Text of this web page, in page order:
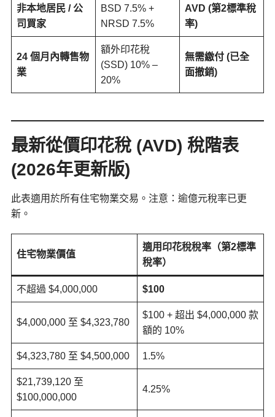
非本地居民 / 公
司買家
BSD 7.5% +
NRSD 7.5%
AVD (第2標準稅
率)
24 個月內轉售物
業
額外印花稅
(SSD) 10% –
20%
無需繳付 (已全
面撤銷)
最新從價印花稅 (AVD) 稅階表
(2026年更新版)
此表適用於所有住宅物業交易。注意：逾億元稅率已更
新。
住宅物業價值
適用印花稅稅率（第2標準
稅率）
不超過 $4,000,000 $100
$4,000,000 至 $4,323,780
$100 + 超出 $4,000,000 款
額的 10%
$4,323,780 至 $4,500,000 1.5%
$21,739,120 至
$100,000,000
4.25%